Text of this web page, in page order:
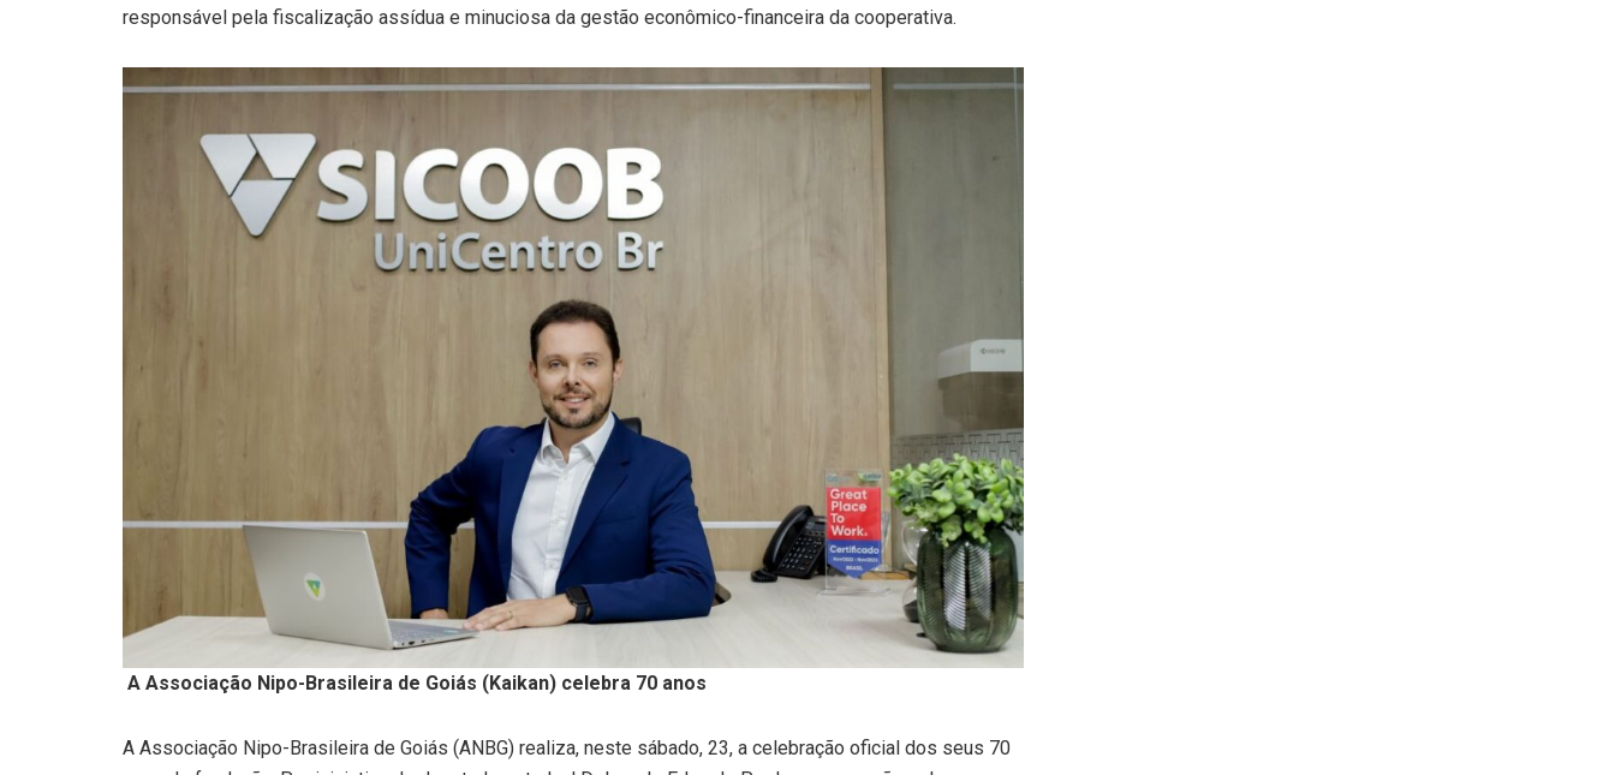
responsável pela fiscalização assídua e minuciosa da gestão econômico-financeira da cooperativa.
A Associação Nipo-Brasileira de Goiás (Kaikan) celebra 70 anos
A Associação Nipo-Brasileira de Goiás (ANBG) realiza, neste sábado, 23, a celebração oficial dos seus 70